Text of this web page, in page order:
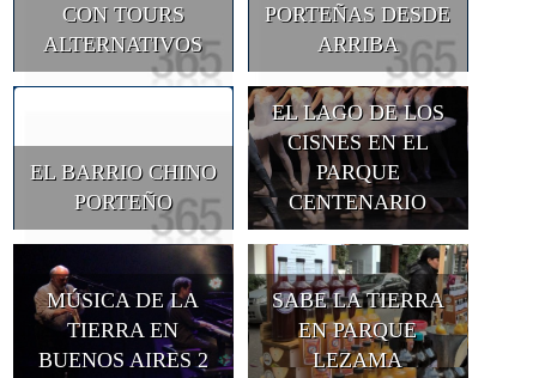
CON TOURS
ALTERNATIVOS
PORTEÑAS DESDE
ARRIBA
EL BARRIO CHINO
PORTEÑO
EL LAGO DE LOS
CISNES EN EL
PARQUE
CENTENARIO
MÚSICA DE LA
TIERRA EN
BUENOS AIRES 2
SABE LA TIERRA
EN PARQUE
LEZAMA